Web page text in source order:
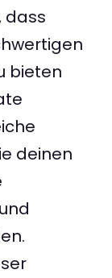
dass
bieten
deinen